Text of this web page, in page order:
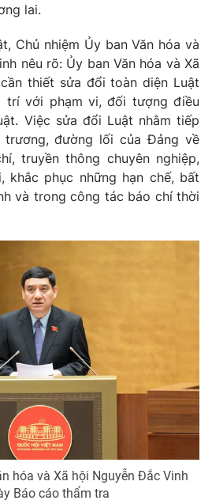
lai.
Chủ nhiệm Ủy ban Văn hóa và
nêu rõ: Ủy ban Văn hóa và Xã
thiết sửa đổi toàn diện Luật
trí với phạm vi, đối tượng điều
Việc sửa đổi Luật nhằm tiếp
đường lối của Đảng về
truyền thông chuyên nghiệp,
khắc phục những hạn chế, bất
và trong công tác báo chí thời
hóa và Xã hội Nguyễn Đắc Vinh
Báo cáo thẩm tra